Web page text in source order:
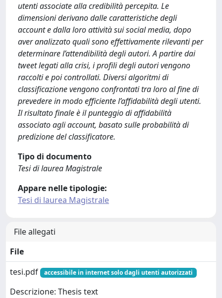
utenti associate alla credibilità percepita. Le
dimensioni derivano dalle caratteristiche degli
account e dalla loro attività sui social media, dopo
aver analizzato quali sono effettivamente rilevanti per
determinare l’attendibilità degli autori. A partire dai
tweet legati alla crisi, i profili degli autori vengono
raccolti e poi controllati. Diversi algoritmi di
classificazione vengono confrontati tra loro al fine di
prevedere in modo efficiente l’affidabilità degli utenti.
Il risultato finale è il punteggio di affidabilità
associato agli account, basato sulle probabilità di
predizione del classificatore.
Tipo di documento
Tesi di laurea Magistrale
Appare nelle tipologie:
Tesi di laurea Magistrale
File allegati
File
tesi.pdf
accessibile in internet solo dagli utenti autorizzati
Descrizione: Thesis text